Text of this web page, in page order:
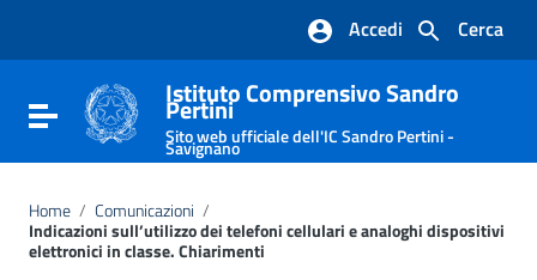
Vai al footer
Cerca
Accedi
Attiva / disattiva la navigazione
Istituto Comprensivo Sandro
Pertini
Sito web ufficiale dell'IC Sandro Pertini -
Savignano
Home / Comunicazioni /
Indicazioni sull’utilizzo dei telefoni cellulari e analoghi dispositivi
elettronici in classe. Chiarimenti